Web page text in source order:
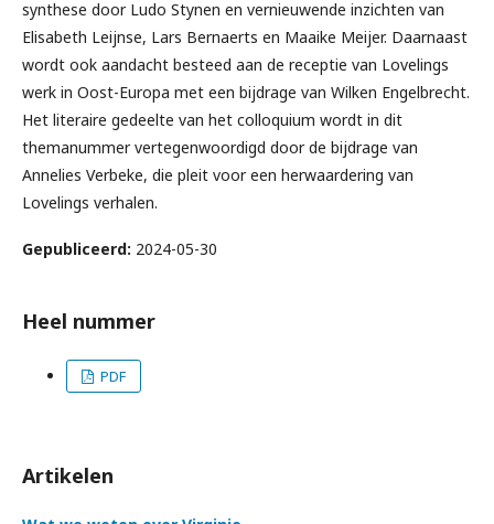
synthese door Ludo Stynen en vernieuwende inzichten van
Elisabeth Leijnse, Lars Bernaerts en Maaike Meijer. Daarnaast
wordt ook aandacht besteed aan de receptie van Lovelings
werk in Oost-Europa met een bijdrage van Wilken Engelbrecht.
Het literaire gedeelte van het colloquium wordt in dit
themanummer vertegenwoordigd door de bijdrage van
Annelies Verbeke, die pleit voor een herwaardering van
Lovelings verhalen.
Gepubliceerd: 2024-05-30
Heel nummer
PDF
Artikelen